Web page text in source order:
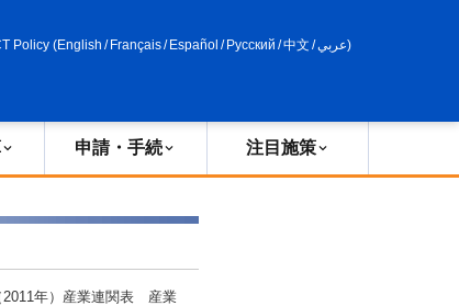
Policy (English / Français/ Español / Русский /中文 /عربي)
申請・手続 注目施策
2011年）産業連関表 産業